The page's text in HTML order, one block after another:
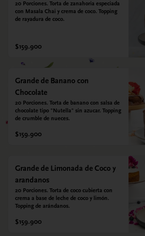
20 Porciones. Torta de zanahoria especiada
con Masala Chai y crema de coco. Topping
de rayadura de coco.
$159.900
Grande de Banano con
Chocolate
20 Porciones. Torta de banano con salsa de
chocolate tipo "Nutella" sin azucar. Topping
de crumble de nueces.
$159.900
Grande de Limonada de Coco y
arandanos
20 Porciones. Torta de coco cubierta con
crema a base de leche de coco y limón.
Topping de arándanos.
$159.900